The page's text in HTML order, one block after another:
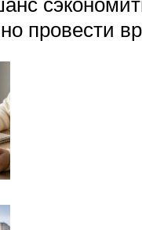
провести